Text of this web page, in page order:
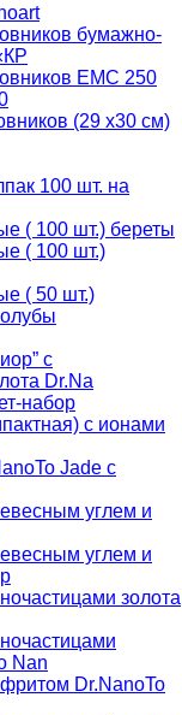
бумажно-
ЕМС 250
(29 х30 см)
100 шт. на
( 100 шт.) береты
( 100 шт.)
( 50 шт.)
с
Dr.Na
набор
с ионами
Jade с
углем и
углем и
золота
Nan
Dr.NanoTo